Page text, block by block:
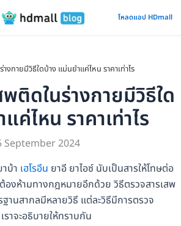
โหลดแอป HDmall
งกายมีวิธีใดบ้าง แม่นยำแค่ไหน ราคาเท่าไร
ติดในร่างกายมีวิธีใด
ค่ไหน ราคาเท่าไร
September 2024
บ้า เฮโรอีน ยาอี ยาไอซ์ นับเป็นสารให้โทษต่อ
องห้ามทางกฎหมายอีกด้วย วิธีตรวจสารเสพ
านสากลมีหลายวิธี แต่ละวิธีมีการตรวจ
ราจะอธิบายให้ทราบกัน